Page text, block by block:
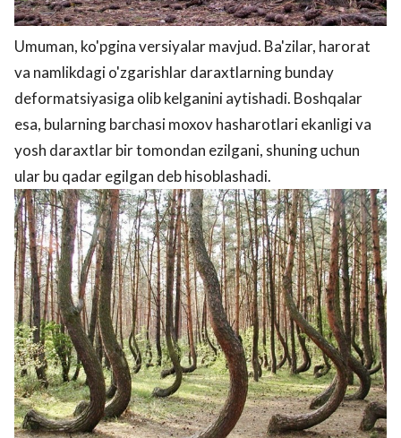
Umuman, ko'pgina versiyalar mavjud. Ba'zilar, harorat
va namlikdagi o'zgarishlar daraxtlarning bunday
deformatsiyasiga olib kelganini aytishadi. Boshqalar
esa, bularning barchasi moxov hasharotlari ekanligi va
yosh daraxtlar bir tomondan ezilgani, shuning uchun
ular bu qadar egilgan deb hisoblashadi.